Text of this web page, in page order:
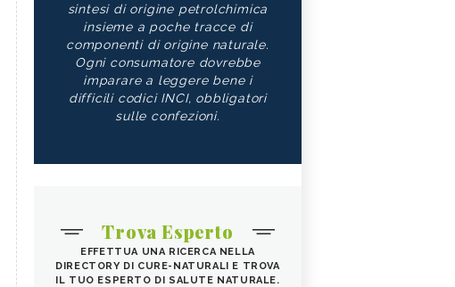
sintesi di origine petrolchimica
insieme a poche tracce di
componenti di origine naturale.
Ogni consumatore dovrebbe
imparare a leggere bene i
difficili codici INCI, obbligatori
sulle confezioni.
Trova Esperto
EFFETTUA UNA RICERCA NELLA
DIRECTORY DI CURE-NATURALI E TROVA
IL TUO ESPERTO DI SALUTE NATURALE.